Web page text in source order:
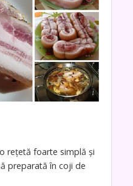
rețetă foarte simplă și
preparată în coji de